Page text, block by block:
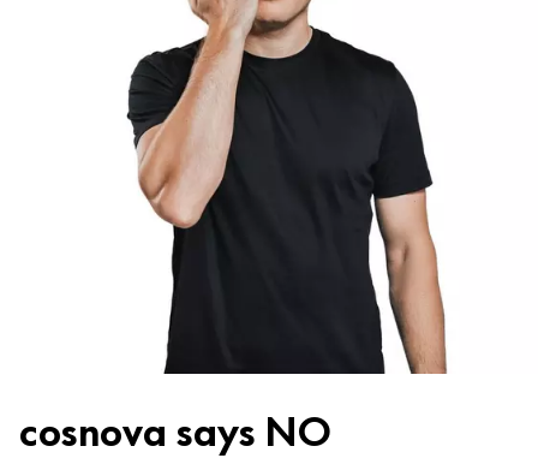
cosnova says NO